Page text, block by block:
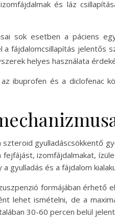
és láz
sok esetben a páciens
fájdalomcsillapítás
helyes használata
ibuprofen és a diclofenac
gyulladáscsökkentő
izomfájdalmakat,
gyulladás és a fájdalom
formájában érhető
lehet ismételni, de a
30-60 percen belül